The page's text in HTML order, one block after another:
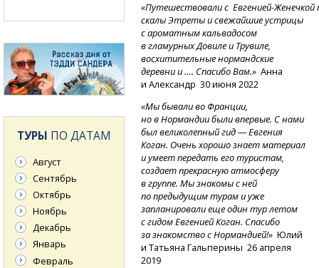
«ПутешествовалисЕвгенией-Женечкой
скалы Этреты и свежайшие устрицы
с ароматным кальвадосом
в гламурных Довиле и Трувиле,
восхитительные нормандские
деревни и …. Спасибо Вам.» Анна
и Александр 30 июня 2022
«Мы бывали во Франции,
но в Нормандии были впервые. С нами
был великолепный гид — Евгения
Коган. Очень хорошо знает материал
и умеет передать его туристам,
создает прекрасную атмосферу
в группе. Мы знакомы с ней
по предыдущим турам и уже
запланировали еще один тур летом
с гидом Евгенией Коган. Спасибо
за знакомство с Нормандией!» Юлий
и Татьяна Гальперины 26 апреля
2019
ТУРЫ ПО ДАТАМ
Август
Сентябрь
Октябрь
Ноябрь
Декабрь
Январь
Февраль